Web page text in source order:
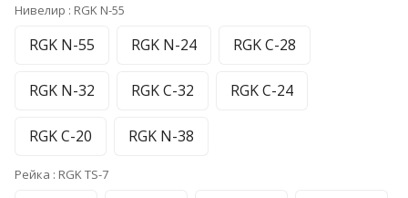
Нивелир : RGK N-55
RGK N-55 RGK N-24 RGK C-28
RGK N-32 RGK C-32 RGK C-24
RGK C-20 RGK N-38
Рейка : RGK TS-7